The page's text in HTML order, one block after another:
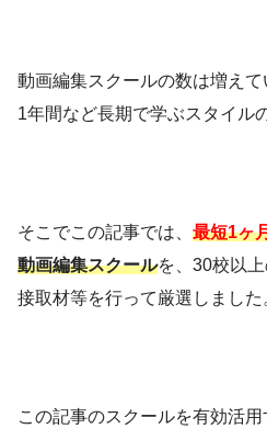
動画編集スクールの数は増えて
1年間など長期で学ぶスタイル
そこでこの記事では、 最短1ヶ
動画編集スクールを、30校以
接取材等を行って厳選しました
この記事のスクールを有効活